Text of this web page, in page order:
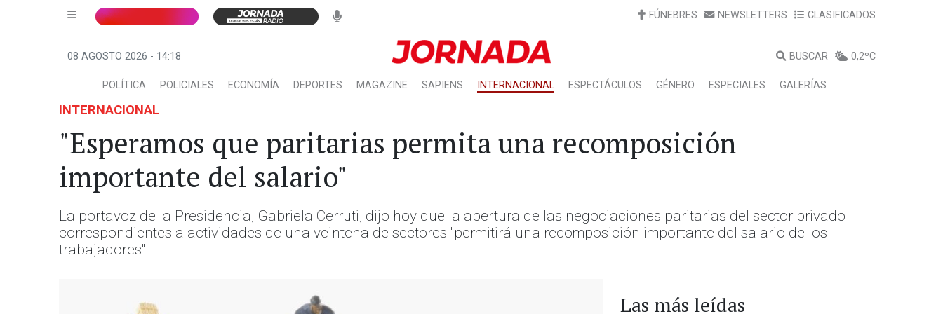
FÚNEBRES NEWSLETTERS CLASIFICADOS
08 AGOSTO 2026 - 14:18 BUSCAR 0,2ºC
POLÍTICA POLICIALES ECONOMÍA DEPORTES MAGAZINE SAPIENS INTERNACIONAL ESPECTÁCULOS GÉNERO ESPECIALES GALERÍAS
INTERNACIONAL
"Esperamos que paritarias permita una recomposición
importante del salario"
La portavoz de la Presidencia, Gabriela Cerruti, dijo hoy que la apertura de las negociaciones paritarias del sector privado
correspondientes a actividades de una veintena de sectores "permitirá una recomposición importante del salario de los
trabajadores".
Las más leídas